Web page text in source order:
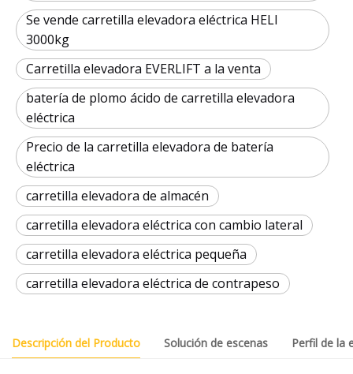
Se vende carretilla elevadora eléctrica HELI
3000kg
Carretilla elevadora EVERLIFT a la venta
batería de plomo ácido de carretilla elevadora
eléctrica
Precio de la carretilla elevadora de batería
eléctrica
carretilla elevadora de almacén
carretilla elevadora eléctrica con cambio lateral
carretilla elevadora eléctrica pequeña
carretilla elevadora eléctrica de contrapeso
Descripción del Producto Solución de escenas Perfil de la